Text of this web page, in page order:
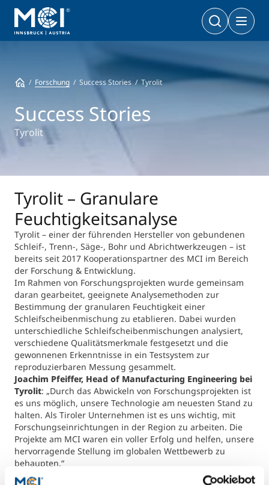
Wirtschaft & Gesellschaft
Technologie & Life Sciences
Master
Berufsbegleitend studieren
Ein Studium, das zu Ihnen passt
International studieren
An über 300 Partneruniversitäten
Studienberatung
Study Finder Bachelor/Master
Wirtschaft & Gesellschaft
Technologie & Life Sciences
Kooperationsmöglichkeiten
Entrepreneurship & Start-ups
Forschung am MCI
Doktoratsprogramme
PhD | DBA
Executive Master
MBA | MSC | LL. M.
Executive Bachelor Online
BA
Zertifikats-Lehrgänge
Micro Degrees
Micro Credentials
Masterclasses
Management-Seminare
Technische Weiterbildung
Forschung Success Stories Tyrolit
Success Stories
Tyrolit
Tyrolit – Granulare
Feuchtigkeitsanalyse
Tyrolit – einer der führenden Hersteller von gebundenen
Schleif-, Trenn-, Säge-, Bohr und Abrichtwerkzeugen – ist
bereits seit 2017 Kooperationspartner des MCI im Bereich
der Forschung & Entwicklung.
Im Rahmen von Forschungsprojekten wurde gemeinsam
daran gearbeitet, geeignete Analysemethoden zur
Bestimmung der granularen Feuchtigkeit einer
Schleifscheibenmischung zu etablieren. Dabei wurden
unterschiedliche Schleifscheibenmischungen analysiert,
verschiedene Qualitätsmerkmale festgesetzt und die
gewonnenen Erkenntnisse in ein Testsystem zur
reproduzierbaren Messung gesammelt.
Joachim Pfeiffer, Head of Manufacturing Engineering bei
Tyrolit: „Durch das Abwickeln von Forschungsprojekten ist
es uns möglich, unsere Technologie am neuesten Stand zu
halten. Als Tiroler Unternehmen ist es uns wichtig, mit
Forschungseinrichtungen in der Region zu arbeiten. Die
Projekte am MCI waren ein voller Erfolg und helfen, unsere
hervorragende Stellung im globalen Wettbewerb zu
behaupten.“
Prototyp Messgeräteentwicklung. Foto: MCI - Mayerl.